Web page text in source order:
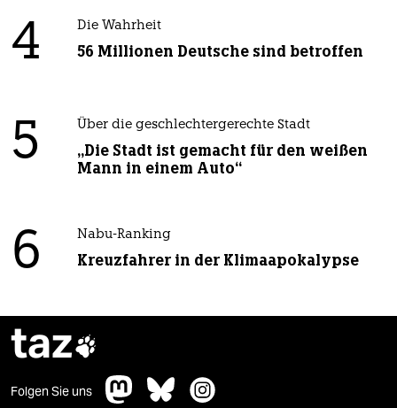
4 Die Wahrheit
56 Millionen Deutsche sind betroffen
5 Über die geschlechtergerechte Stadt
„Die Stadt ist gemacht für den weißen
Mann in einem Auto“
6 Nabu-Ranking
Kreuzfahrer in der Klimaapokalypse
taz
Folgen Sie uns